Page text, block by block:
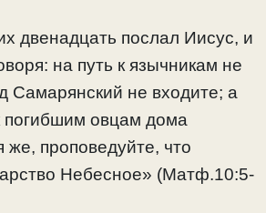
двенадцать послал Иисус, и
на путь к язычникам не
Самарянский не входите; а
погибшим овцам дома
же, проповедуйте, что
Небесное» (Матф.10:5-